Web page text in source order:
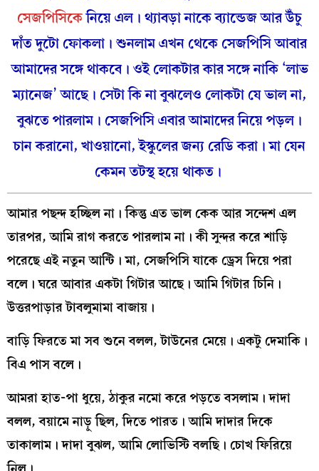
সেজপিসিকেনিয়ে এল। থ্যাবড়া নাকে ব্যান্ডেজ আর উঁচু
দাঁত দুটো ফোকলা। শুনলাম এখন থেকে সেজপিসি আবার
আমাদের সঙ্গে থাকবে। ওই লোকটার কার সঙ্গে নাকি ‘লাভ
ম্যানেজ’ আছে। সেটা কি না বুঝলেও লোকটা যে ভাল না,
বুঝতে পারলাম। সেজপিসি এবার আমাদের নিয়ে পড়ল।
চান করানো, খাওয়ানো, ইস্কুলের জন্য রেডি করা। মা যেন
কেমন তটস্থ হয়ে থাকত।
আমার পছন্দ হচ্ছিল না। কিন্তু এত ভাল কেক আর সন্দেশ এল
তারপর, আমি রাগ করতে পারলাম না। কী সুন্দর করে শাড়ি
পরেছে এই নতুন আন্টি। মা, সেজপিসি যাকে ড্রেস দিয়ে পরা
বলে। ঘরে আবার একটা গিটার আছে। আমি গিটার চিনি।
উত্তরপাড়ার টাবলুমামা বাজায়।
বাড়ি ফিরতে মা সব শুনে বলল, টাউনের মেয়ে। একটু দেমাকি।
বিএ পাস বলে।
আমরা হাত-পা ধুয়ে, ঠাকুর নমো করে পড়তে বসলাম। দাদা
বলল, বয়ামে নাড়ু ছিল, দিতে পারত। আমি দাদার দিকে
তাকালাম। দাদা বুঝল, আমি লোভিস্টি বলছি। চোখ ফিরিয়ে